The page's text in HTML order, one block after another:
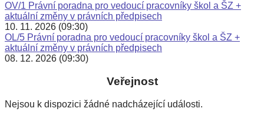
OV/1 Právní poradna pro vedoucí pracovníky škol a ŠZ +
aktuální změny v právních předpisech
10. 11. 2026 (09:30)
OL/5 Právní poradna pro vedoucí pracovníky škol a ŠZ +
aktuální změny v právních předpisech
08. 12. 2026 (09:30)
Veřejnost
Nejsou k dispozici žádné nadcházející události.